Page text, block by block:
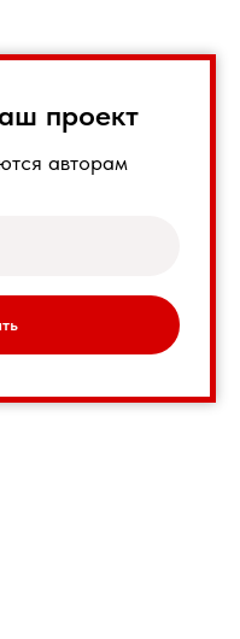
проект
авторам